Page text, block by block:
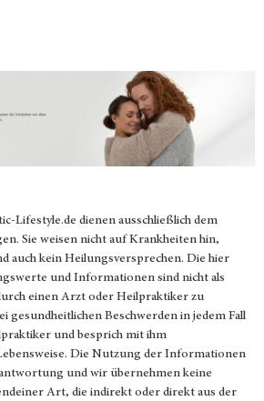
Lifestyle.de dienen ausschließlich dem
Sie weisen nicht auf Krankheiten hin,
auch kein Heilungsversprechen. Die hier
und Informationen sind nicht als
einen Arzt oder Heilpraktiker zu
gesundheitlichen Beschwerden in jedem Fall
und besprich mit ihm
Die Nutzung der Informationen
und wir übernehmen keine
Art, die indirekt oder direkt aus der